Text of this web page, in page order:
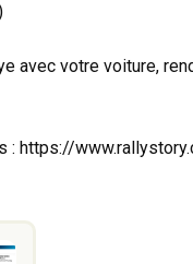
avec votre voiture,
: https://